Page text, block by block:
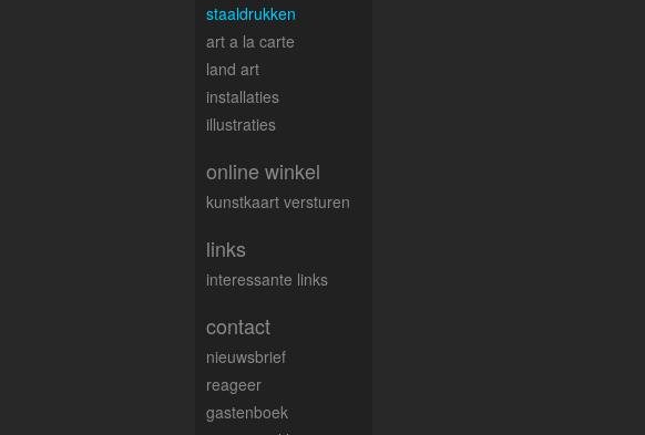
staaldrukken
art a la carte
land art
installaties
illustraties
online winkel
kunstkaart versturen
links
interessante links
contact
nieuwsbrief
reageer
gastenboek